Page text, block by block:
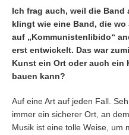
Ich frag auch, weil die Band
klingt wie eine Band, die wo
auf „Kommunistenlibido“
erst entwickelt. Das war
Kunst ein Ort oder auch ein
bauen kann?
Auf eine Art auf jeden Fall.
immer ein sicherer Ort, an
Musik ist eine tolle Weise, um